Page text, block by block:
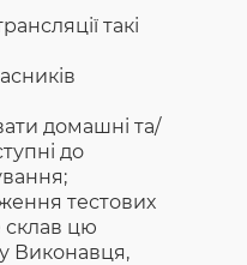
такі
домашні та/
до
тестових
склав цю
Виконавця,